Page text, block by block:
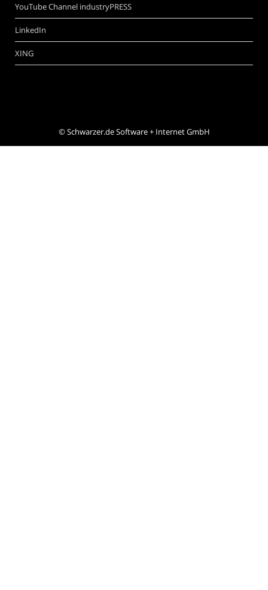
YouTube Channel industryPRESS
LinkedIn
XING
©Schwarzer.de Software + Internet GmbH